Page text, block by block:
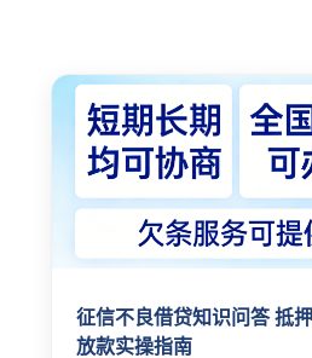
征信不良借贷知识问答 抵
放款实操指南